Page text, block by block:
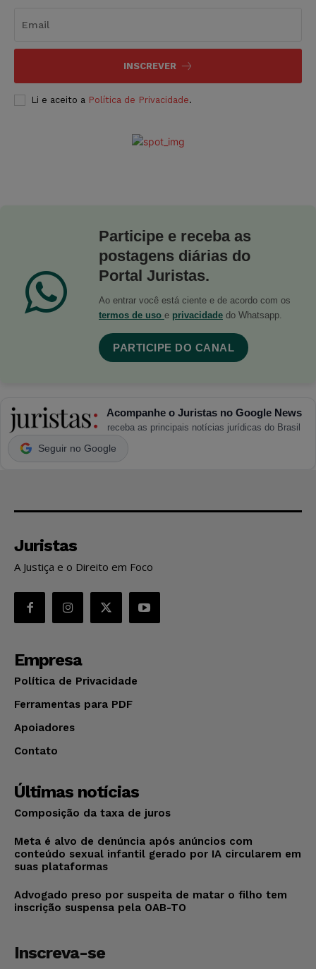
INSCREVER
Li e aceito a Política de Privacidade.
Participe e receba as
postagens diárias do
Portal Juristas.
Ao entrar você está ciente e de acordo com os
termos de uso e privacidade do Whatsapp.
PARTICIPE DO CANAL
Acompanhe o Juristas no Google News
receba as principais notícias jurídicas do Brasil
Seguir no Google
Juristas
A Justiça e o Direito em Foco
Empresa
Política de Privacidade
Ferramentas para PDF
Apoiadores
Contato
Últimas notícias
Composição da taxa de juros
Meta é alvo de denúncia após anúncios com
conteúdo sexual infantil gerado por IA circularem em
suas plataformas
Advogado preso por suspeita de matar o filho tem
inscrição suspensa pela OAB-TO
Inscreva-se